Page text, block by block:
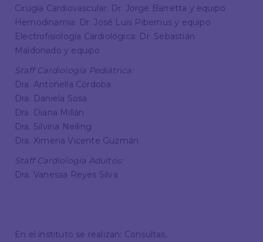
Cirugía Cardiovascular: Dr. Jorge Barretta y equipo
Hemodinamia: Dr. José Luis Pibernus y equipo
Electrofisiología Cardiológica: Dr. Sebastián
Maldonado y equipo
Staff Cardiología Pediátrica:
Dra. Antonella Córdoba
Dra. Daniela Sosa
Dra. Diana Millán
Dra. Silvina Neiling
Dra. Ximena Vicente Guzmán
Staff Cardiología Adultos:
Dra. Vanessa Reyes Silva
En el instituto se realizan: Consultas,